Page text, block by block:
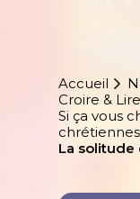
Accueil
Croire & Lire
Si ça vous
La solitude